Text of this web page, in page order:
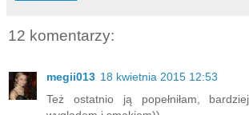
12 komentarzy:
megii013 18 kwietnia 2015 12:53
Też ostatnio ją popełniłam,